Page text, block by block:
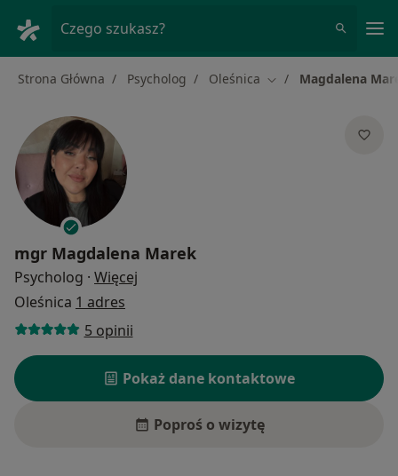
Czego szukasz?
Strona Główna Psycholog Oleśnica Zmień miasto
Magdalena
mgr Magdalena Marek
Psycholog · Więcej
Oleśnica 1 adres
5 opinii
Pokaż dane kontaktowe
Poproś o wizytę